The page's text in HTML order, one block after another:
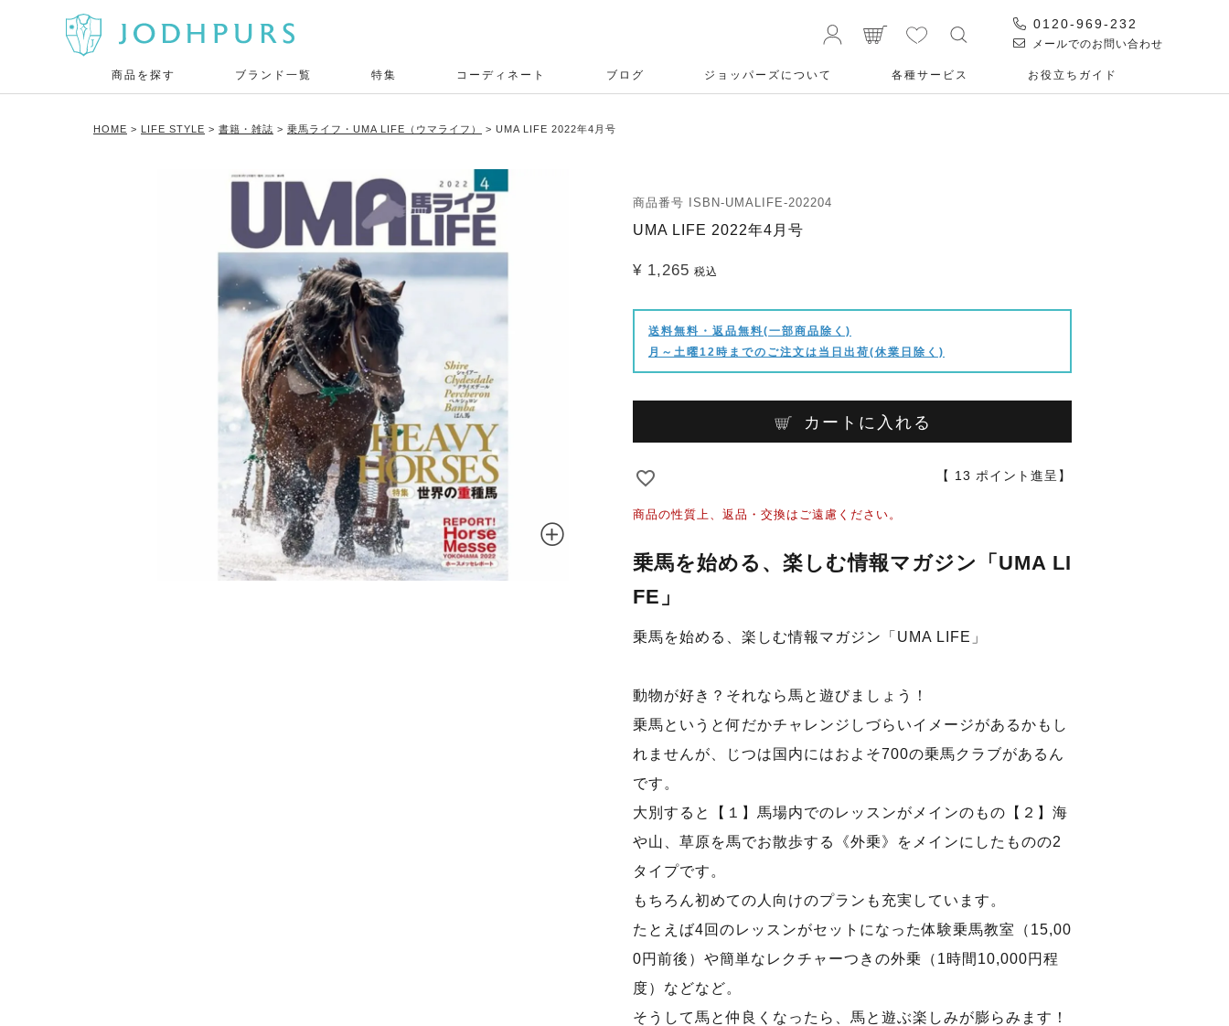
0120-969-232
メールでのお問い合わせ
商品を探す ブランド一覧 特集 コーディネート ブログ ジョッパーズについて 各種サービス お役⽴ちガイド
HOME LIFE STYLE 書籍・雑誌 乗馬ライフ・UMA LIFE（ウマライフ） UMA LIFE 2022年4月号
商品番号 ISBN-UMALIFE-202204
UMA LIFE 2022年4月号
¥ 1,265 税込
送料無料・返品無料(一部商品除く)
月～土曜12時までのご注文は当日出荷(休業日除く)
カートに入れる
【 13 ポイント進呈】
商品の性質上、返品・交換はご遠慮ください。
乗馬を始める、楽しむ情報マガジン「UMA LI
FE」
乗馬を始める、楽しむ情報マガジン「UMA LIFE」
動物が好き？それなら馬と遊びましょう！
乗馬というと何だかチャレンジしづらいイメージがあるかもし
れませんが、じつは国内にはおよそ700の乗馬クラブがあるん
です。
大別すると【１】馬場内でのレッスンがメインのもの【２】海
や山、草原を馬でお散歩する《外乗》をメインにしたものの2
タイプです。
もちろん初めての人向けのプランも充実しています。
たとえば4回のレッスンがセットになった体験乗馬教室（15,00
0円前後）や簡単なレクチャーつきの外乗（1時間10,000円程
度）などなど。
そうして馬と仲良くなったら、馬と遊ぶ楽しみが膨らみます！